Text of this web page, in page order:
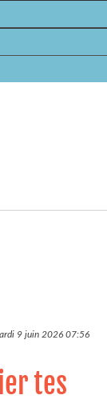
9 juin 202607:56
tes